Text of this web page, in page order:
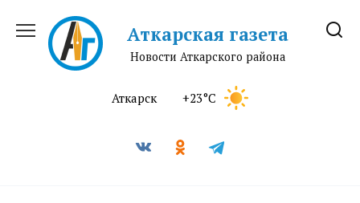
содержанию
Аткарская газета
Новости Аткарского района
Аткарск +23°C